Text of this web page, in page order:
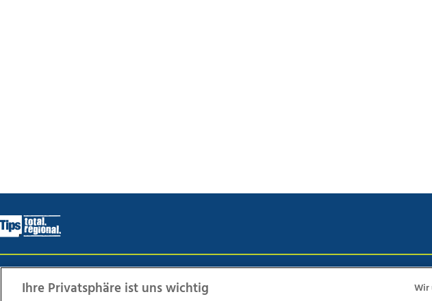
Wir über uns Mediadaten Kontakt
Ihre Privatsphäre ist uns wichtig Wir